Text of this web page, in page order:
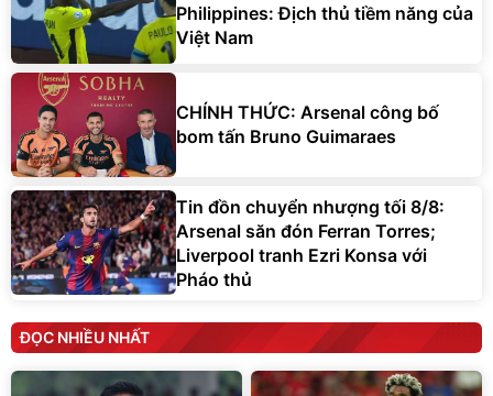
Philippines: Địch thủ tiềm năng của
Việt Nam
CHÍNH THỨC: Arsenal công bố
bom tấn Bruno Guimaraes
Tin đồn chuyển nhượng tối 8/8:
Arsenal săn đón Ferran Torres;
Liverpool tranh Ezri Konsa với
Pháo thủ
ĐỌC NHIỀU NHẤT